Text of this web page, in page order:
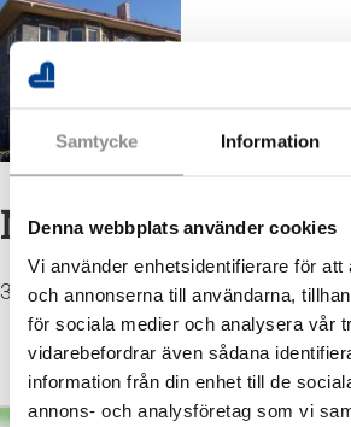
Samtycke Information
Denna webbplats använder cookies
Vi använder enhetsidentifierare för att
och annonserna till användarna,
för sociala medier och analysera vår
vidarebefordrar även sådana
information från din enhet till de
annons- och analysföretag som vi
NC Hus
3 våningshus i Huddinge, staplat